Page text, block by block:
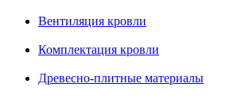
Вентиляция кровли
Комплектация кровли
Древесно-плитные материалы